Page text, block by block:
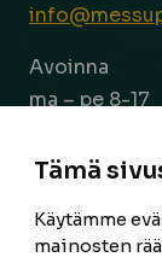
Tämä
Käytämme
mainosten
Avoinna
ma – pe 8-17